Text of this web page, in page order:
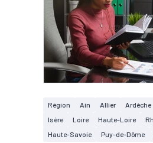
Région Ain Allier Ardèche
Isère
Loire Haute-Loire
Haute-Savoie
Puy-de-Dôme